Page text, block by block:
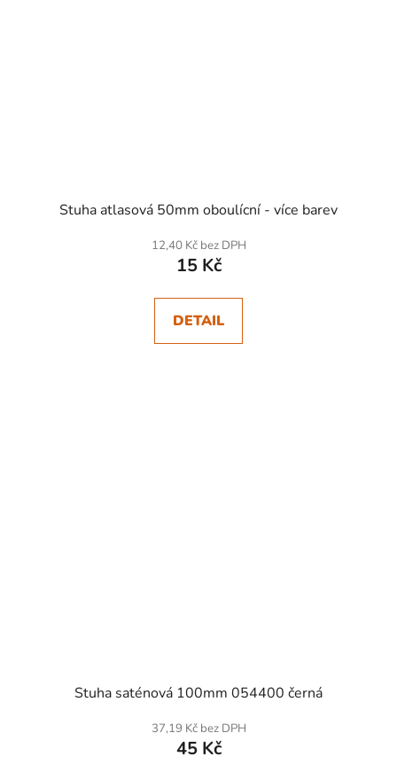
Stuha atlasová 50mm oboulícní - více barev
12,40 Kč bez DPH
15 Kč
DETAIL
Stuha saténová 100mm 054400 černá
37,19 Kč bez DPH
45 Kč